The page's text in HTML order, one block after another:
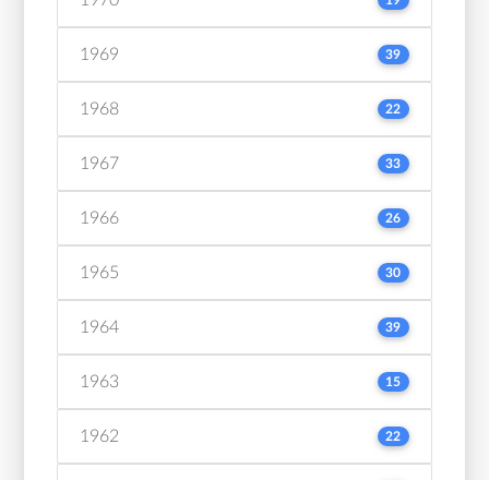
1969 39
1968 22
1967 33
1966 26
1965 30
1964 39
1963 15
1962 22